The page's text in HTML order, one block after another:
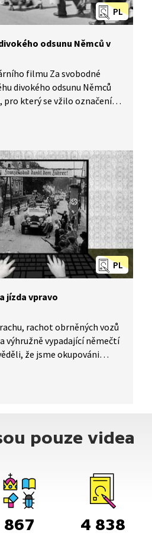
PL
odsunu Němců v
filmu Za svobodné
divokého odsunu Němců
pro který se vžilo označení
odsunu a s ním spojené
hygienické podmínky
obyvatelstvu, ale
Němců zpět do Brna
organizovaného odsunu
ukázce zaznívají také
o rabování německých bytů
PL
jízda vpravo
rachot obrněných vozů
výhružně vypadající němečtí
že jsme okupováni
totální
u nás během čtrnácti dní
pouze videa
867 4 838